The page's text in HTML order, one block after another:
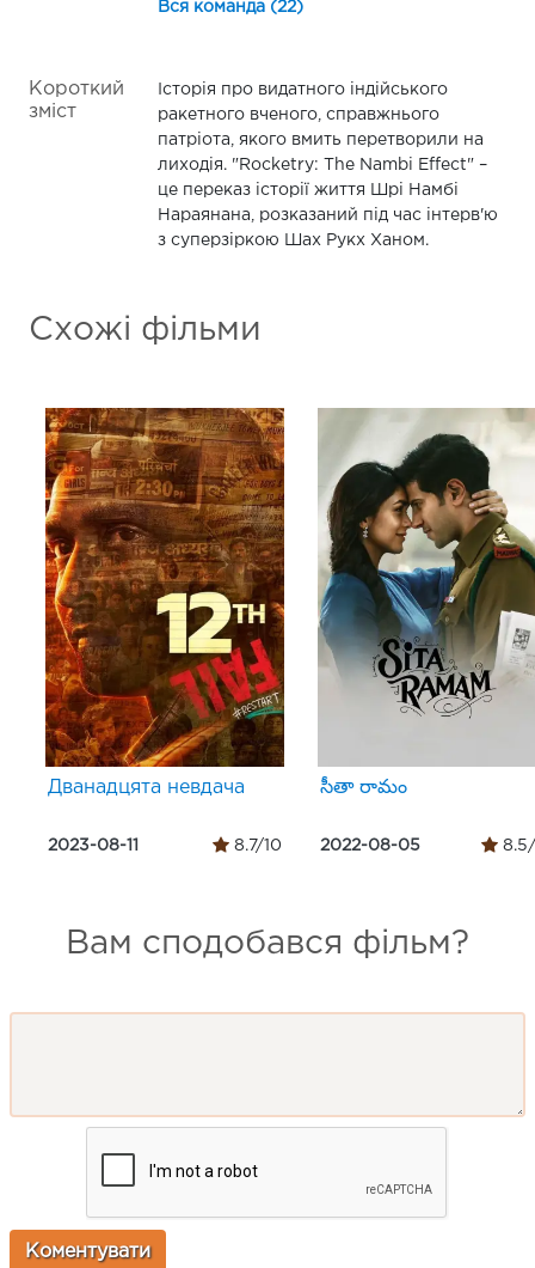
Вся команда (22)
Короткий
зміст
Історія про видатного індійського
ракетного вченого, справжнього
патріота, якого вмить перетворили на
лиходія. "Rocketry: The Nambi Effect" –
це переказ історії життя Шрі Намбі
Нараянана, розказаний під час інтерв'ю
з суперзіркою Шах Рукх Ханом.
Схожі фільми
Дванадцята невдача
2023-08-11 8.7/10
సీతా రామం
2022-08-05 8.5/
Вам сподобався фільм?